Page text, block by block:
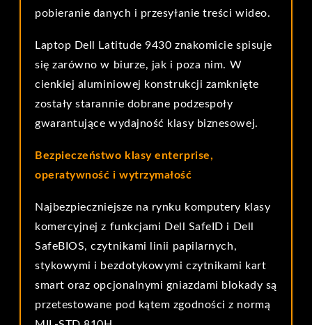
pobieranie danych i przesyłanie treści wideo.
Laptop Dell Latitude 9430 znakomicie spisuje
się zarówno w biurze, jak i poza nim. W
cienkiej aluminiowej konstrukcji zamknięte
zostały starannie dobrane podzespoły
gwarantujące wydajność klasy biznesowej.
Bezpieczeństwo klasy enterprise,
operatywność i wytrzymałość
Najbezpieczniejsze na rynku komputery klasy
komercyjnej z funkcjami Dell SafeID i Dell
SafeBIOS, czytnikami linii papilarnych,
stykowymi i bezdotykowymi czytnikami kart
smart oraz opcjonalnymi gniazdami blokady są
przetestowane pod kątem zgodności z normą